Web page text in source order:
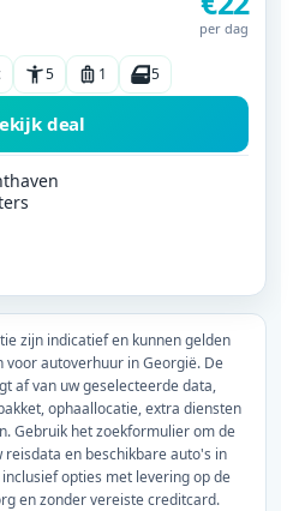
per dag
5 1 5
deal
zijn indicatief en kunnen gelden
voor autoverhuur in Georgië. De
af van uw geselecteerde data,
ophaallocatie, extra diensten
Gebruik het zoekformulier om de
en beschikbare auto's in
opties met levering op de
en zonder vereiste creditcard.